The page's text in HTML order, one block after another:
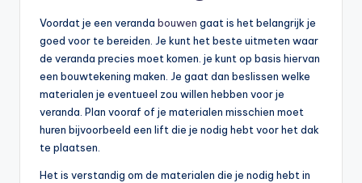
Voordat je een veranda bouwen gaat is het belangrijk je
goed voor te bereiden. Je kunt het beste uitmeten waar
de veranda precies moet komen. je kunt op basis hiervan
een bouwtekening maken. Je gaat dan beslissen welke
materialen je eventueel zou willen hebben voor je
veranda. Plan vooraf of je materialen misschien moet
huren bijvoorbeeld een lift die je nodig hebt voor het dak
te plaatsen.
Het is verstandig om de materialen die je nodig hebt in